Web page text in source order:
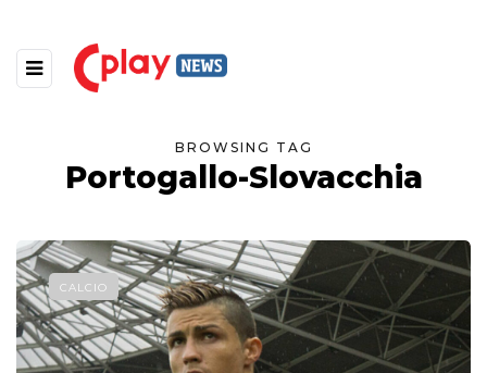
BROWSING TAG
Portogallo-Slovacchia
CALCIO